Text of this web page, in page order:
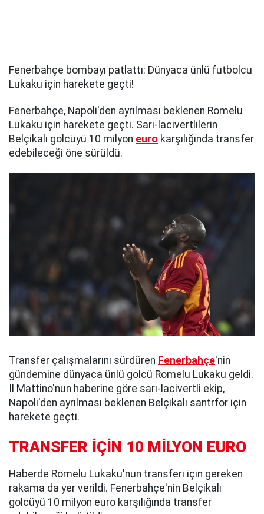
Fenerbahçe bombayı patlattı: Dünyaca ünlü futbolcu
Lukaku için harekete geçti!
Fenerbahçe, Napoli'den ayrılması beklenen Romelu
Lukaku için harekete geçti. Sarı-lacivertlilerin
Belçikalı golcüyü 10 milyon euro karşılığında transfer
edebileceği öne sürüldü.
Transfer çalışmalarını sürdüren Fenerbahçe'nin
gündemine dünyaca ünlü golcü Romelu Lukaku geldi.
Il Mattino'nun haberine göre sarı-lacivertli ekip,
Napoli'den ayrılması beklenen Belçikalı santrfor için
harekete geçti.
TRANSFER İÇİN 10 MİLYON EURO
Haberde Romelu Lukaku'nun transferi için gereken
rakama da yer verildi. Fenerbahçe'nin Belçikalı
golcüyü 10 milyon euro karşılığında transfer